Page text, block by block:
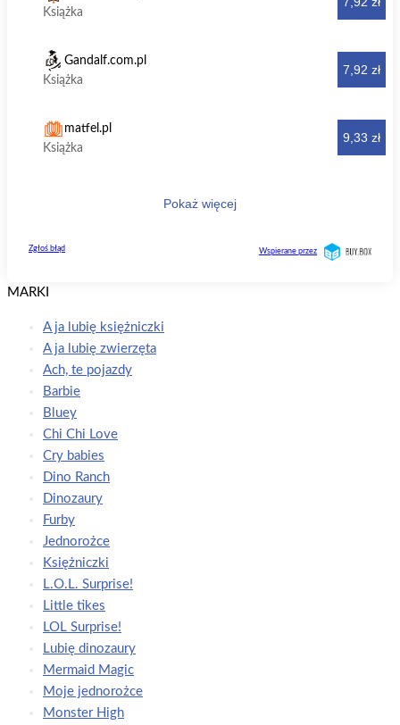
MARKI
A ja lubię księżniczki
A ja lubię zwierzęta
Ach, te pojazdy
Barbie
Bluey
Chi Chi Love
Cry babies
Dino Ranch
Dinozaury
Furby
Jednorożce
Księżniczki
L.O.L. Surprise!
Little tikes
LOL Surprise!
Lubię dinozaury
Mermaid Magic
Moje jednorożce
Monster High